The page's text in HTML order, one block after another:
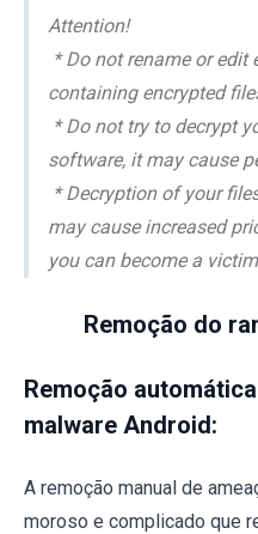
Attention!
* Do not rename or edit
containing encrypted
* Do not try to decrypt
software, it may cause
* Decryption of your
may cause increased
you can become a
Remoção do
Remoção
malware Android:
A remoção manual de
moroso e complicado que